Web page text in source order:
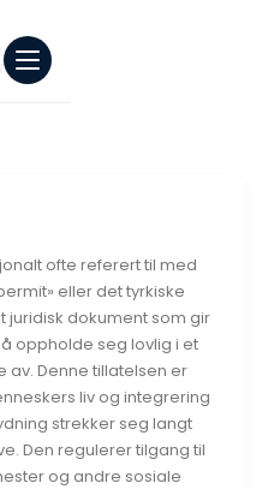
ofte referert til med
eller det tyrkiske
juridisk dokument som gir
oppholde seg lovlig i et
Denne tillatelsen er
liv og integrering
strekker seg langt
Den regulerer tilgang til
og andre sosiale